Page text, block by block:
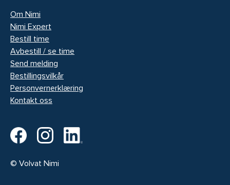
Om Nimi
Nimi Expert
Bestill time
Avbestill / se time
Send melding
Bestillingsvilkår
Personvernerklæring
Kontakt oss
© Volvat Nimi